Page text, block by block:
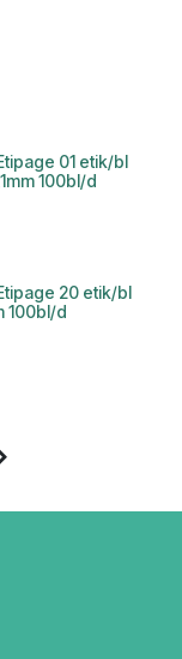
01 etik/bl
100bl/d
20 etik/bl
100bl/d